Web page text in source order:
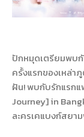
ปักหมุดเตรียมพบ
ครั้งแรกของเหล่า
ฝัน! พบกับรักแรกแ
Journey] in
ละครเคแบงก์สยา